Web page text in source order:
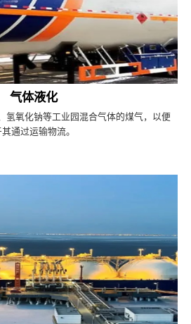
气体液化
氢氧化钠等工业园混合气体的煤气，以便
通过运输物流。